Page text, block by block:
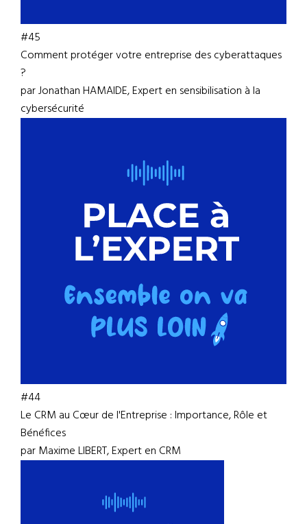
#45
Comment protéger votre entreprise des cyberattaques
?
par Jonathan HAMAIDE, Expert en sensibilisation à la
cybersécurité
#44
Le CRM au Cœur de l'Entreprise : Importance, Rôle et
Bénéfices
par Maxime LIBERT, Expert en CRM